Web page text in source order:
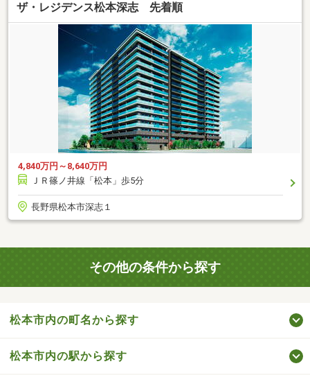
ザ・レジデンス松本深志 先着順
4,840万円～8,640万円
ＪＲ篠ノ井線「松本」歩5分
長野県松本市深志１
その他の条件から探す
松本市内の町名から探す
松本市内の駅から探す